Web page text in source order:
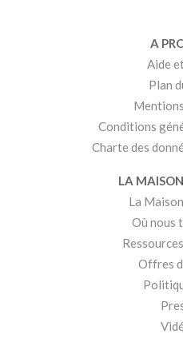
A
Aide
Plan
Conditions
Charte des
LA
La
Où nous
Offres